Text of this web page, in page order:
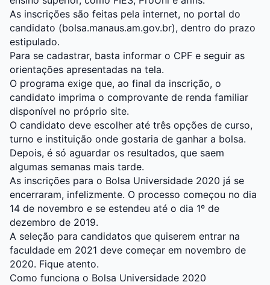
As inscrições são feitas pela internet, no portal do
candidato (bolsa.manaus.am.gov.br), dentro do prazo
estipulado.
Para se cadastrar, basta informar o CPF e seguir as
orientações apresentadas na tela.
O programa exige que, ao final da inscrição, o
candidato imprima o comprovante de renda familiar
disponível no próprio site.
O candidato deve escolher até três opções de curso,
turno e instituição onde gostaria de ganhar a bolsa.
Depois, é só aguardar os resultados, que saem
algumas semanas mais tarde.
As inscrições para o Bolsa Universidade 2020 já se
encerraram, infelizmente. O processo começou no dia
14 de novembro e se estendeu até o dia 1º de
dezembro de 2019.
A seleção para candidatos que quiserem entrar na
faculdade em 2021 deve começar em novembro de
2020. Fique atento.
Como funciona o Bolsa Universidade 2020